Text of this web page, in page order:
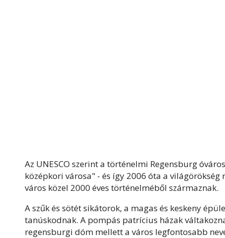
Az UNESCO szerint a történelmi Regensburg
középkori városa" - és így 2006 óta a
város közel 2000 éves történelméből származnak.
A szűk és sötét sikátorok, a magas és keskeny
tanúskodnak. A pompás patrícius házak
regensburgi dóm mellett a város legfontosabb